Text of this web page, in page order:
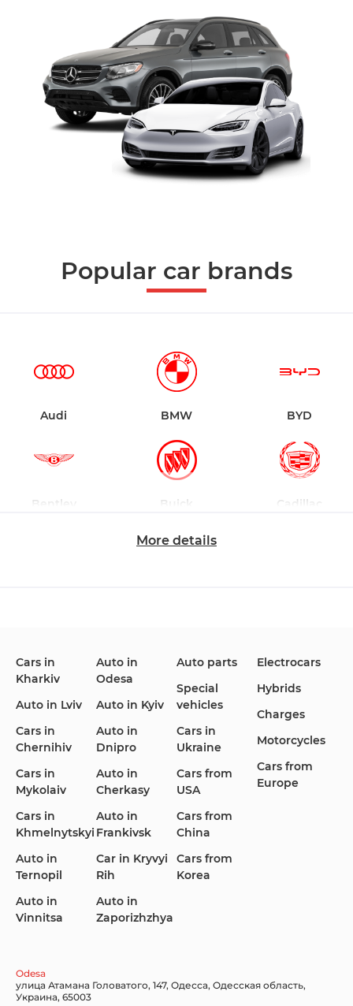
Popular car brands
Audi BMW BYD
Bentley Buick Cadillac
Ford Hyundai
Infiniti Jaguar Jeep
KIA Land Rover
More details
Cars in
Kharkiv
Auto in Lviv
Cars in
Chernihiv
Cars in
Mykolaiv
Cars in
Khmelnytskyi
Auto in
Ternopil
Auto in
Vinnitsa
Auto in
Odesa
Auto in Kyiv
Auto in
Dnipro
Auto in
Cherkasy
Auto in
Frankivsk
Car in Kryvyi
Rih
Auto in
Zaporizhzhya
Auto parts
Special
vehicles
Cars in
Ukraine
Cars from
USA
Cars from
China
Cars from
Korea
Electrocars
Hybrids
Charges
Motorcycles
Cars from
Europe
Odesa
улица Атамана Головатого, 147, Одесса, Одесская область,
Украина, 65003